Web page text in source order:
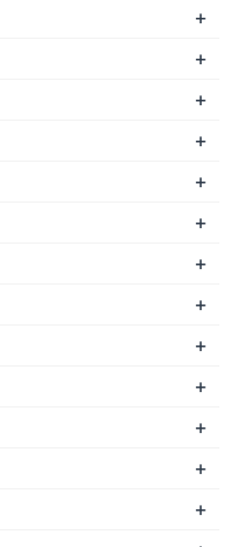
+
+
+
+
+
+
+
+
+
+
+
+
+